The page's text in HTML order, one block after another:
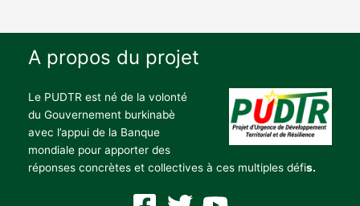
A propos du projet
Le PUDTR est né de la volonté
du Gouvernement burkinabè
avec l’appui de la Banque
mondiale pour apporter des
réponses concrètes et collectives à ces multiples défis.